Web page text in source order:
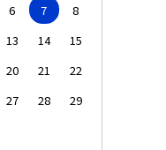
6 7
8
13 14
15
20 21
22
27 28
29